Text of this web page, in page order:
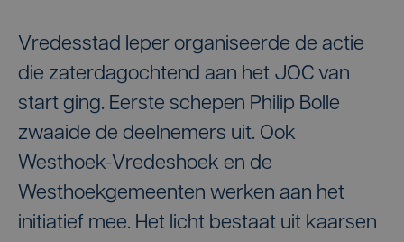
Vredesstad Ieper organiseerde de actie
die zaterdagochtend aan het JOC van
start ging. Eerste schepen Philip Bolle
zwaaide de deelnemers uit. Ook
Westhoek-Vredeshoek en de
Westhoekgemeenten werken aan het
initiatief mee. Het licht bestaat uit kaarsen